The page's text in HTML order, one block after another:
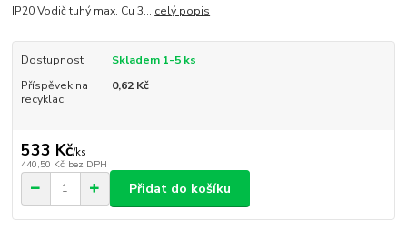
IP20 Vodič tuhý max. Cu 3... celý popis
Dostupnost
Skladem 1-5 ks
Příspěvek na
recyklaci
0,62 Kč
533 Kč/ks
440,50 Kč bez DPH
Přidat do košíku